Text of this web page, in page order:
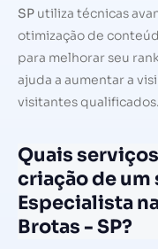
SP utiliza técnicas
otimização de
para melhorar seu
ajuda a aumentar a
visitantes qualificados.
Quais
criação de um
Especialista
Brotas - SP?